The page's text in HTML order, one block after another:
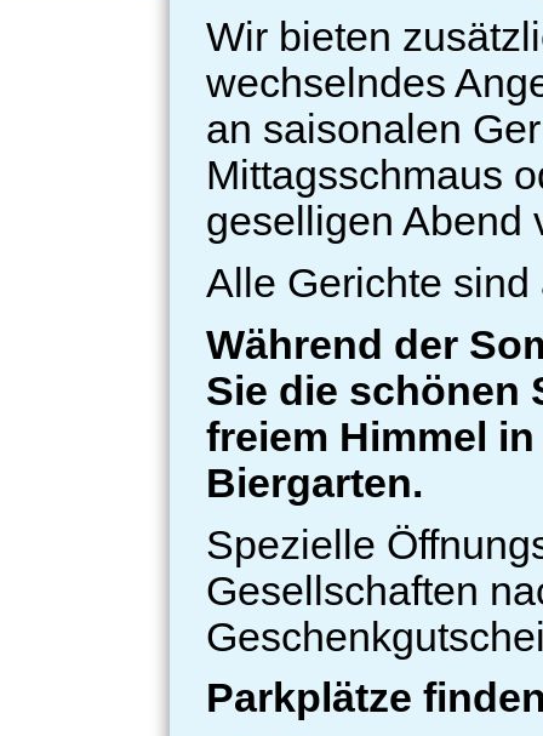
Wir bieten
wechselndes
an saisonalen
Mittagsschmaus
geselligen Abend
Alle Gerichte sind
Während der
Sie die schönen
freiem Himmel
Biergarten.
Spezielle
Gesellschaften
Parkplätze